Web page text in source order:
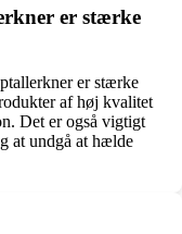
er stærke
er stærke
af høj kvalitet
Det er også vigtigt
at undgå at hælde